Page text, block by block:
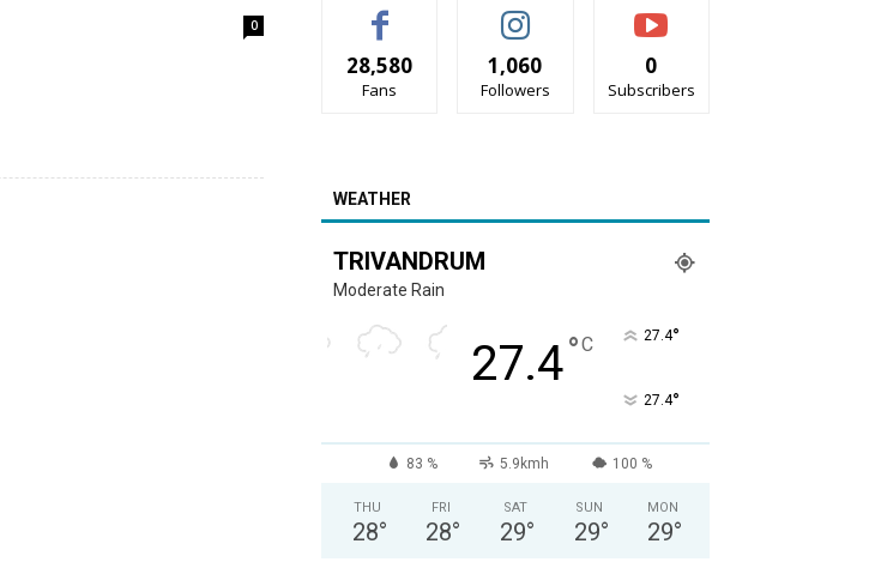
0
28,580
Fans
1,060
Followers
0
Subscribers
WEATHER
TRIVANDRUM
Moderate Rain
27.4°C 27.4°
27.4°
83 % 5.9kmh 100 %
THU
28°
FRI
28°
SAT
29°
SUN
29°
MON
29°